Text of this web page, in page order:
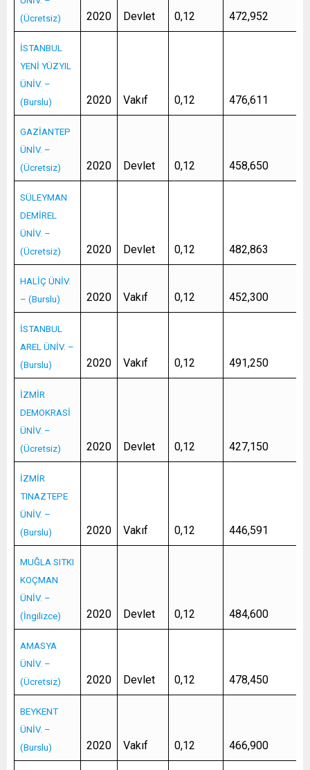
(Ücretsiz)
2020 Devlet 0,12 472,952
İSTANBUL
YENİ YÜZYIL
ÜNİV. –
(Burslu)
2020 Vakıf 0,12 476,611
GAZİANTEP
ÜNİV. –
(Ücretsiz)
2020 Devlet 0,12 458,650
SÜLEYMAN
DEMİREL
ÜNİV. –
(Ücretsiz)
2020 Devlet 0,12 482,863
HALİÇ ÜNİV.
– (Burslu)
2020 Vakıf 0,12 452,300
İSTANBUL
AREL ÜNİV. –
(Burslu)
2020 Vakıf 0,12 491,250
İZMİR
DEMOKRASİ
ÜNİV. –
(Ücretsiz)
2020 Devlet 0,12 427,150
İZMİR
TINAZTEPE
ÜNİV. –
(Burslu)
2020 Vakıf 0,12 446,591
MUĞLA SITKI
KOÇMAN
ÜNİV. –
(İngilizce)
2020 Devlet 0,12 484,600
AMASYA
ÜNİV. –
(Ücretsiz)
2020 Devlet 0,12 478,450
BEYKENT
ÜNİV. –
(Burslu)
2020 Vakıf 0,12 466,900